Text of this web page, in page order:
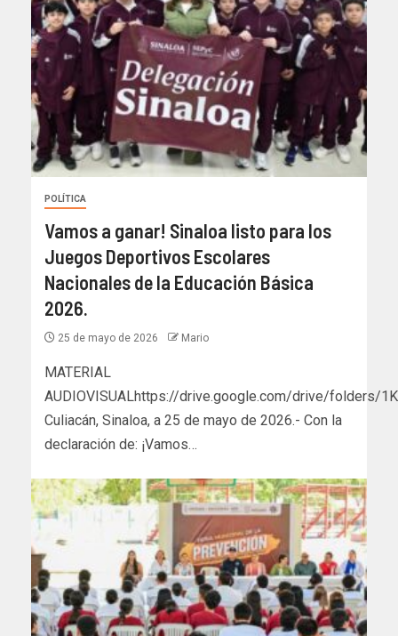
POLÍTICA
Vamos a ganar! Sinaloa listo para los
Juegos Deportivos Escolares
Nacionales de la Educación Básica
2026.
25 de mayo de 2026 Mario
MATERIAL
AUDIOVISUALhttps://drive.google.com/drive/folders/
Culiacán, Sinaloa, a 25 de mayo de 2026.- Con la
declaración de: ¡Vamos…